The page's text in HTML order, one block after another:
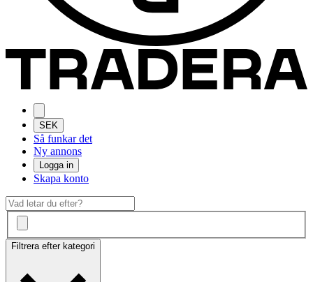
SEK
Så funkar det
Ny annons
Logga in
Skapa konto
Filtrera efter kategori